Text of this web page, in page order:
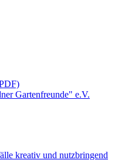
Gartenfreunde" e.V.
kreativ und nutzbringend